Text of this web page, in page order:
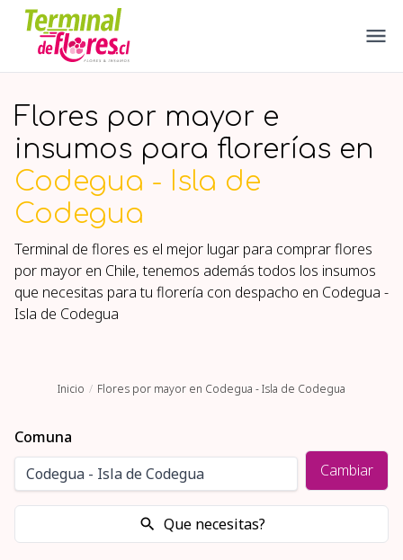
Flores por mayor e
insumos para florerías en
Codegua - Isla de
Codegua
Terminal de flores es el mejor lugar para comprar flores
por mayor en Chile, tenemos además todos los insumos
que necesitas para tu florería con despacho en Codegua -
Isla de Codegua
Inicio Flores por mayor en Codegua - Isla de Codegua
Comuna
Cambiar
Que necesitas?